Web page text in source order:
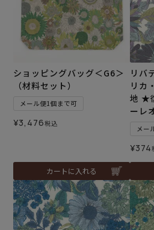
ショッピングバッグ＜G6＞
（材料セット）
メール便1個まで可
¥3,476税込
カートに入れる
リバ
リカ
地 ★
ーレ
メー
¥374